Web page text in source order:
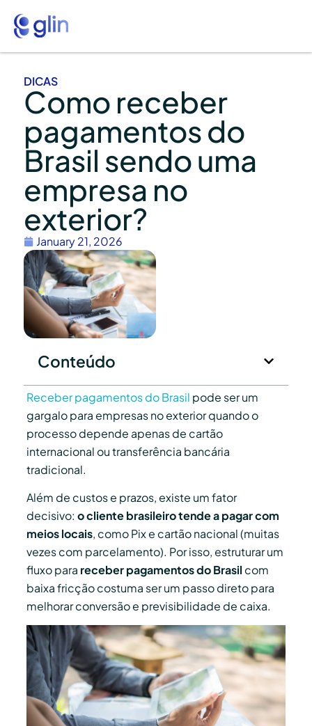
DICAS
Como receber
pagamentos do
Brasil sendo uma
empresa no
exterior?
January 21, 2026
Conteúdo
Receber pagamentos do Brasil pode ser um
gargalo para empresas no exterior quando o
processo depende apenas de cartão
internacional ou transferência bancária
tradicional.
Além de custos e prazos, existe um fator
decisivo: o cliente brasileiro tende a pagar com
meios locais, como Pix e cartão nacional (muitas
vezes com parcelamento). Por isso, estruturar um
fluxo para receber pagamentos do Brasil com
baixa fricção costuma ser um passo direto para
melhorar conversão e previsibilidade de caixa.